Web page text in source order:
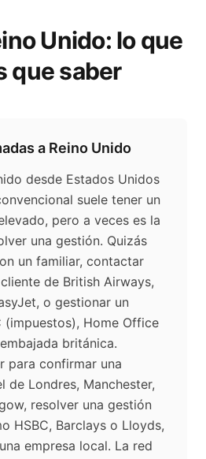
Unido: lo que
que saber
a Reino Unido
desde Estados Unidos
suele tener un
pero a veces es la
una gestión. Quizás
un familiar, contactar
de British Airways,
o gestionar un
(impuestos), Home Office
británica.
para confirmar una
de Londres, Manchester,
resolver una gestión
HSBC, Barclays o Lloyds,
empresa local. La red